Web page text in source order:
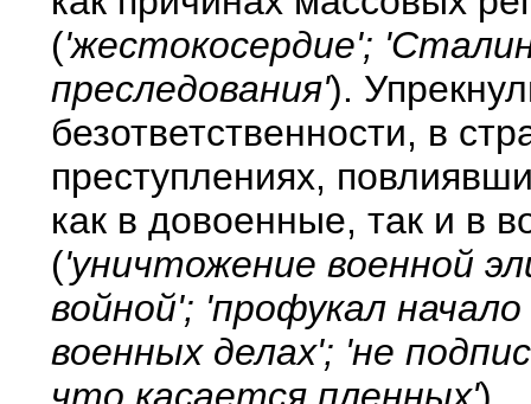
('жестокосердие';
преследования').
безответственности, в
преступлениях,
как в довоенные, так и в
('уничтожение военной
войной'; 'профукал
военных делах'; 'не
что касается пленных').